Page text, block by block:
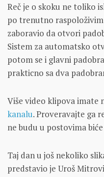
Reč je o skoku ne toliko
po trenutno
zaboravio da otvori
Sistem za automatsko
potom se i glavni
prakticno sa dva
Više video klipova imate
kanalu. Proveravajte ga
ne budu u postovima
Taj dan u još nekoliko
predstavio je Uroš